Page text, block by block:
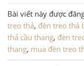
Bài viết này được
treo thả, đèn treo thả
thả cầu thang, đèn
thang, mua đèn treo